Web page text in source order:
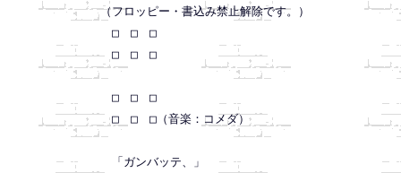
（フロッピー・書込み禁止解除です。）
□　□　□
□　□　□
□　□　□
□　□　□（音楽：コメダ）
「ガンバッテ、」